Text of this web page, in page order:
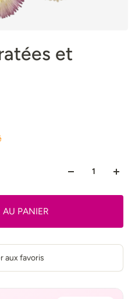
et
PANIER
aux favoris